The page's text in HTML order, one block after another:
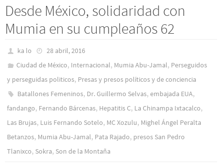
Desde México, solidaridad con
Mumia en su cumpleaños 62
ka lo
28 abril, 2016
Ciudad de México, Internacional, Mumia Abu-Jamal, Perseguidos
y perseguidas politicos, Presas y presos polí­ticos y de conciencia
Batallones Femeninos, Dr. Guillermo Selvas,embajada EUA,
fandango, Fernando Bárcenas, Hepatitis C, La Chinampa Ixtacalco,
Las Brujas, Luis Fernando Sotelo, MC Xozulu, Mighel Ángel Peralta
Betanzos, Mumia Abu-Jamal, Pata Rajado, presos San Pedro
Tlanixco, Sokra, Son de la Montaña